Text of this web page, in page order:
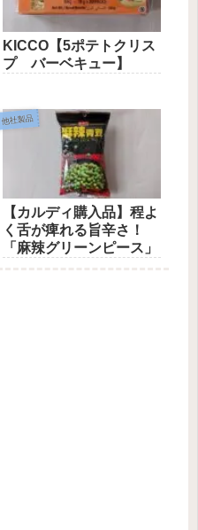
KICCO【5ポテトクリス
プ バーベキュー】
他社製品
【カルディ購入品】程よ
く舌が痺れる旨辛さ！
「麻辣グリーンピース」